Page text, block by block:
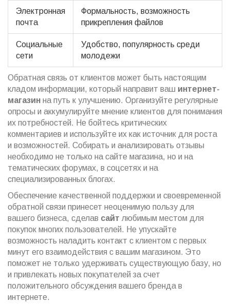
Электронная
почта
Формальность, возможность
прикрепления файлов
Социальные
сети
Удобство, популярность среди
молодежи
Обратная связь от клиентов может быть настоящим
кладом информации, который направит ваш интернет-
магазин на путь к улучшению. Организуйте регулярные
опросы и аккумулируйте мнение клиентов для понимания
их потребностей. Не бойтесь критических
комментариев и используйте их как источник для роста
и возможностей. Собирать и анализировать отзывы
необходимо не только на сайте магазина, но и на
тематических форумах, в соцсетях и на
специализированных блогах.
Обеспечение качественной поддержки и своевременной
обратной связи принесет неоценимую пользу для
вашего бизнеса, сделав сайт любимым местом для
покупок многих пользователей. Не упускайте
возможность наладить контакт с клиентом с первых
минут его взаимодействия с вашим магазином. Это
поможет не только удерживать существующую базу, но
и привлекать новых покупателей за счет
положительного обсуждения вашего бренда в
интернете.